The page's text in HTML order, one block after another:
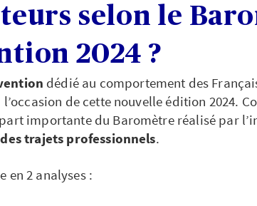
selon le
2024 ?
dédié au comportement des
de cette nouvelle édition 2024.
importante du Baromètre réalisé par
trajets professionnels.
en 2 analyses :